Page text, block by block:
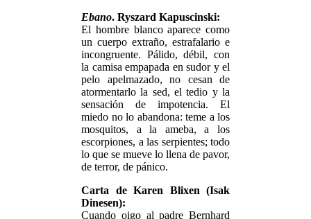
Ebano. Ryszard Kapuscinski:
El hombre blanco aparece como
un cuerpo extraño, estrafalario e
incongruente. Pálido, débil, con
la camisa empapada en sudor y el
pelo apelmazado, no cesan de
atormentarlo la sed, el tedio y la
sensación de impotencia. El
miedo no lo abandona: teme a los
mosquitos, a la ameba, a los
escorpiones, a las serpientes; todo
lo que se mueve lo llena de pavor,
de terror, de pánico.
Carta de Karen Blixen (Isak
Dinesen):
Cuando oigo al padre Bernhard